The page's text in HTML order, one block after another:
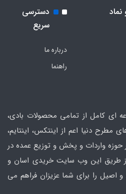
نماد
دسترسی
سریع
درباره ما
راهنما
ای کامل از تمامی محصولات بادی،
مطرح دنیا اعم از اینتکس، اینتایم،
حوزه واردات و پخش و توزیع عمده در
طریق این وب سایت خریدی اسان و
اصیل را برای شما عزیزان فراهم می